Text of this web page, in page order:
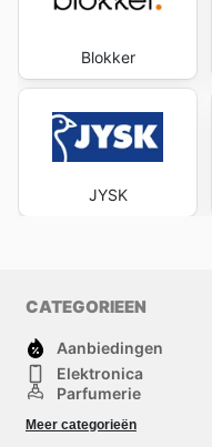
Blokker
JYSK
CATEGORIEEN
Aanbiedingen
Elektronica
Parfumerie
Kinderen
Meer categorieën